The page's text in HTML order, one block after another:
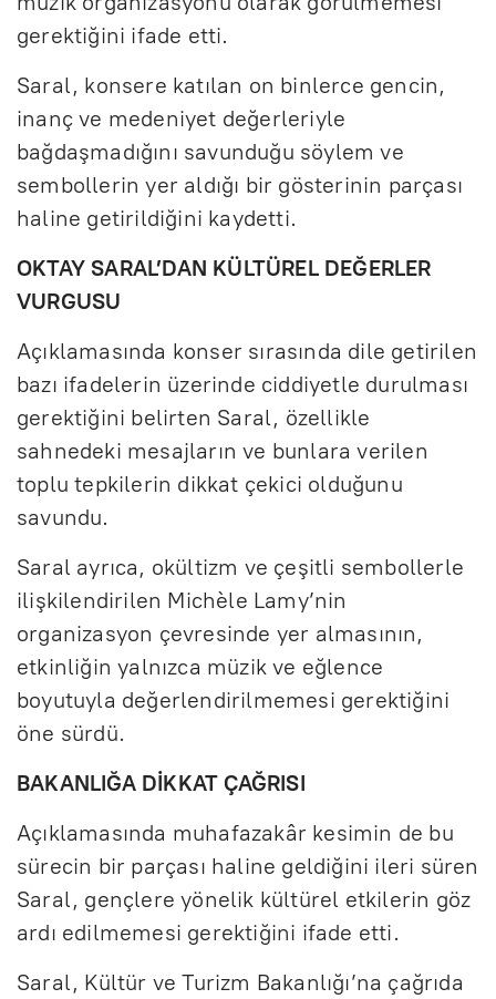
gerektiğini ifade etti.
Saral, konsere katılan on binlerce gencin,
inanç ve medeniyet değerleriyle
bağdaşmadığını savunduğu söylem ve
sembollerin yer aldığı bir gösterinin parçası
haline getirildiğini kaydetti.
OKTAY SARAL’DAN KÜLTÜREL DEĞERLER
VURGUSU
Açıklamasında konser sırasında dile getirilen
bazı ifadelerin üzerinde ciddiyetle durulması
gerektiğini belirten Saral, özellikle
sahnedeki mesajların ve bunlara verilen
toplu tepkilerin dikkat çekici olduğunu
savundu.
Saral ayrıca, okültizm ve çeşitli sembollerle
ilişkilendirilen Michèle Lamy’nin
organizasyon çevresinde yer almasının,
etkinliğin yalnızca müzik ve eğlence
boyutuyla değerlendirilmemesi gerektiğini
öne sürdü.
BAKANLIĞA DİKKAT ÇAĞRISI
Açıklamasında muhafazakâr kesimin de bu
sürecin bir parçası haline geldiğini ileri süren
Saral, gençlere yönelik kültürel etkilerin göz
ardı edilmemesi gerektiğini ifade etti.
Saral, Kültür ve Turizm Bakanlığı’na çağrıda